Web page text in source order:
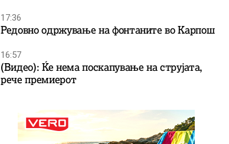
17:36
Редовно одржување на фонтаните во Карпош
16:57
(Видео): Ќе нема поскапување на струјата,
рече премиерот